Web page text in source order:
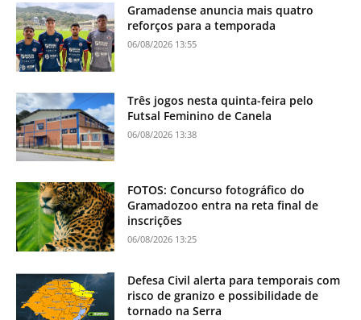
Gramadense anuncia mais quatro
reforços para a temporada
06/08/2026 13:55
Três jogos nesta quinta-feira pelo
Futsal Feminino de Canela
06/08/2026 13:38
FOTOS: Concurso fotográfico do
Gramadozoo entra na reta final de
inscrições
06/08/2026 13:25
Defesa Civil alerta para temporais com
risco de granizo e possibilidade de
tornado na Serra